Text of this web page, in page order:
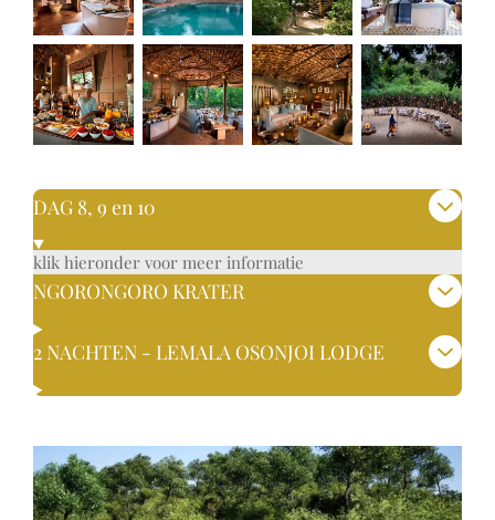
DAG 8, 9 en 10
klik hieronder voor meer informatie
NGORONGORO KRATER
2 NACHTEN - LEMALA OSONJOI LODGE